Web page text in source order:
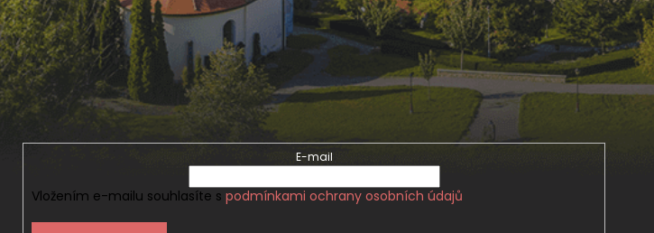
E-mail
Vložením e-mailu souhlasíte s podmínkami ochrany osobních údajů